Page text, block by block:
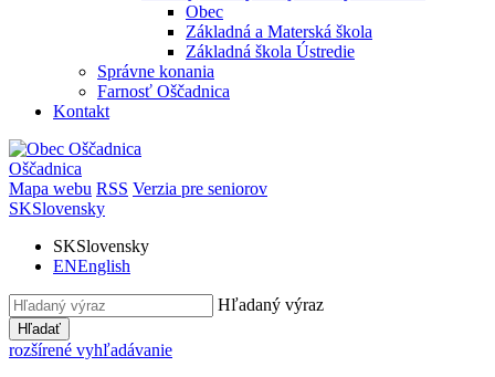
Obec
Základná a Materská škola
Základná škola Ústredie
Správne konania
Farnosť Oščadnica
Kontakt
Oščadnica
Mapa webu RSS Verzia pre seniorov
SKSlovensky
SKSlovensky
ENEnglish
Hľadaný výraz
Hľadať
rozšírené vyhľadávanie